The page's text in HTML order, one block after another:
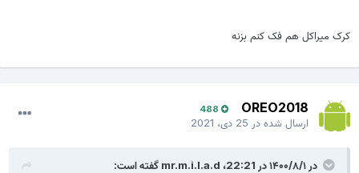
کرک میراکل هم فک کنم بزنه
OREO2018
488
ارسال شده در25 دی، 2021
در ۱۴۰۰/۸/۱ در 22:21، mr.m.i.l.a.dگفته است: